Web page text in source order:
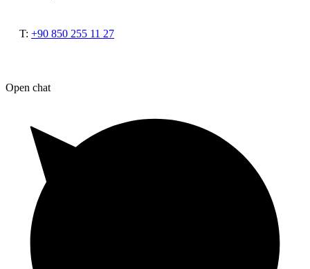
T: +90 850 255 11 27
Open chat